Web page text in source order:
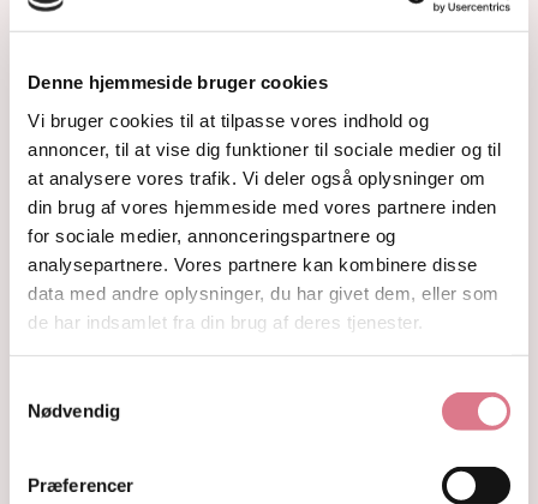
Denne hjemmeside bruger cookies
Vi bruger cookies til at tilpasse vores indhold og
annoncer, til at vise dig funktioner til sociale medier og til
at analysere vores trafik. Vi deler også oplysninger om
din brug af vores hjemmeside med vores partnere inden
for sociale medier, annonceringspartnere og
analysepartnere. Vores partnere kan kombinere disse
data med andre oplysninger, du har givet dem, eller som
de har indsamlet fra din brug af deres tjenester.
Nødvendig
Præferencer
Krystalindex
Guides
Kontakt
Shop
Krystaller
Rå Krystaller
Polerede Krystaller
Sommerfugle og kvindekroppe
Søheste, delfiner, fisk og skildpadder
Feer og drager
Måner, stjerner og kuber